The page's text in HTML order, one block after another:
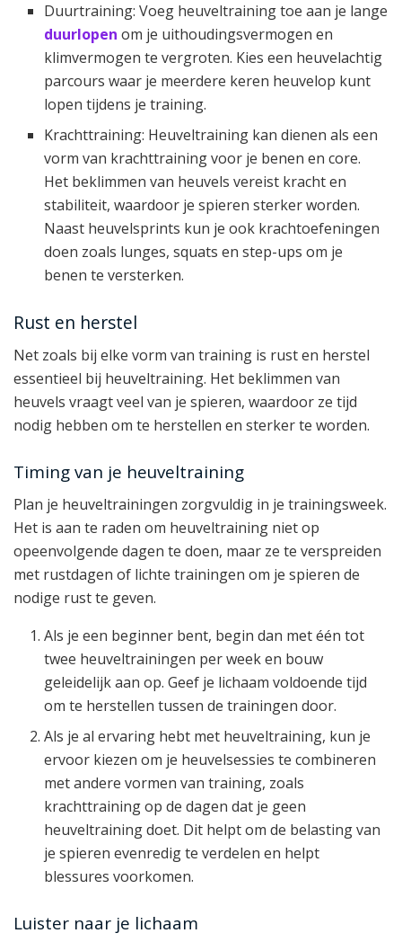
Duurtraining: Voeg heuveltraining toe aan je lange
duurlopen om je uithoudingsvermogen en
klimvermogen te vergroten. Kies een heuvelachtig
parcours waar je meerdere keren heuvelop kunt
lopen tijdens je training.
Krachttraining: Heuveltraining kan dienen als een
vorm van krachttraining voor je benen en core.
Het beklimmen van heuvels vereist kracht en
stabiliteit, waardoor je spieren sterker worden.
Naast heuvelsprints kun je ook krachtoefeningen
doen zoals lunges, squats en step-ups om je
benen te versterken.
Rust en herstel
Net zoals bij elke vorm van training is rust en herstel
essentieel bij heuveltraining. Het beklimmen van
heuvels vraagt veel van je spieren, waardoor ze tijd
nodig hebben om te herstellen en sterker te worden.
Timing van je heuveltraining
Plan je heuveltrainingen zorgvuldig in je trainingsweek.
Het is aan te raden om heuveltraining niet op
opeenvolgende dagen te doen, maar ze te verspreiden
met rustdagen of lichte trainingen om je spieren de
nodige rust te geven.
Als je een beginner bent, begin dan met één tot
twee heuveltrainingen per week en bouw
geleidelijk aan op. Geef je lichaam voldoende tijd
om te herstellen tussen de trainingen door.
Als je al ervaring hebt met heuveltraining, kun je
ervoor kiezen om je heuvelsessies te combineren
met andere vormen van training, zoals
krachttraining op de dagen dat je geen
heuveltraining doet. Dit helpt om de belasting van
je spieren evenredig te verdelen en helpt
blessures voorkomen.
Luister naar je lichaam